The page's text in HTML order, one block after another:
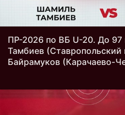
ПР-2026 по ВБ U-20. До 97
Тамбиев
Байрамуков (Карачаево-